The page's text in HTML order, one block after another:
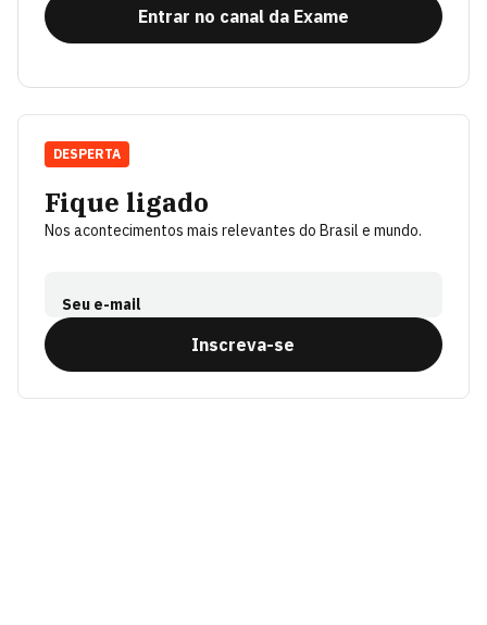
Entrar no canal da Exame
Fique ligado
Nos acontecimentos mais relevantes do Brasil e mundo.
Seu e-mail
Inscreva-se
DESPERTA